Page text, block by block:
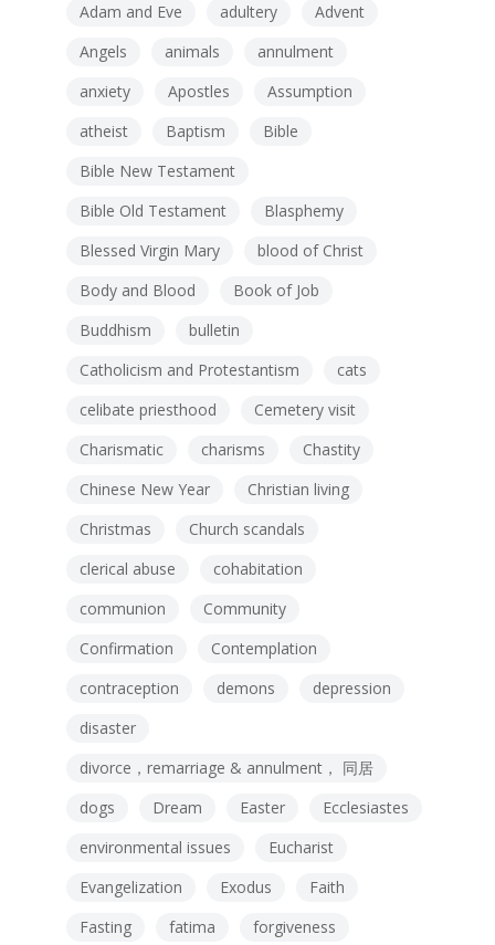
Adam and Eve
adultery
Advent
Angels
animals
annulment
anxiety
Apostles
Assumption
atheist
Baptism
Bible
Bible New Testament
Bible Old Testament
Blasphemy
Blessed Virgin Mary
blood of Christ
Body and Blood
Book of Job
Buddhism
bulletin
Catholicism and Protestantism
cats
celibate priesthood
Cemetery visit
Charismatic
charisms
Chastity
Chinese New Year
Christian living
Christmas
Church scandals
clerical abuse
cohabitation
communion
Community
Confirmation
Contemplation
contraception
demons
depression
disaster
divorce，remarriage & annulment， 同居
dogs
Dream Easter
Ecclesiastes
environmental issues
Eucharist
Evangelization
Exodus
Faith
Fasting
fatima
forgiveness